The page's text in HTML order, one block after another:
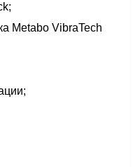
Metabo VibraTech